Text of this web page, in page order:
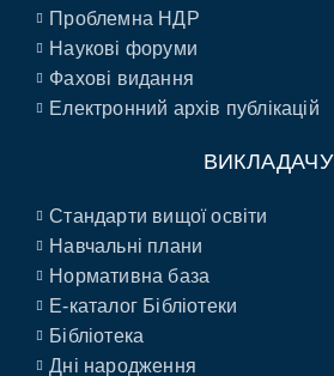
Проблемна НДР
Наукові форуми
Фахові видання
Електронний архів публікацій
ВИКЛАДАЧУ
Стандарти вищої освіти
Навчальні плани
Нормативна база
E-каталог Бібліотеки
Бібліотека
Дні народження